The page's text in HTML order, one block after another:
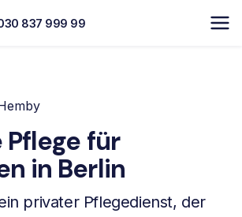
837 999 99
Pflege für
in Berlin
privater Pflegedienst, der